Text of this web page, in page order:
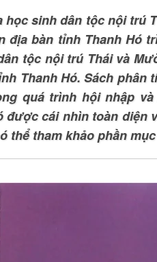
học sinh dân tộc nội trú
địa bàn tỉnh Thanh Hó
tộc nội trú Thái và
Thanh Hó. Sách
quá trình hội nhập
được cái nhìn toàn diện
thể tham khảo phần